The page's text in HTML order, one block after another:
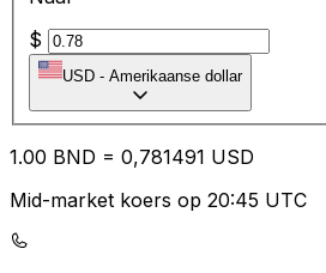
$
USD - Amerikaanse dollar
1.00 BND = 0,781491 USD
Mid-market koers op 20:45 UTC